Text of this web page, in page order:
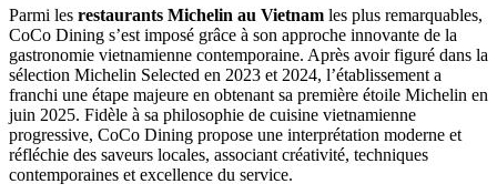
Parmi les restaurants Michelin au Vietnam les plus remarquables,
CoCo Dining s’est imposé grâce à son approche innovante de la
gastronomie vietnamienne contemporaine. Après avoir figuré dans la
sélection Michelin Selected en 2023 et 2024, l’établissement a
franchi une étape majeure en obtenant sa première étoile Michelin en
juin 2025. Fidèle à sa philosophie de cuisine vietnamienne
progressive, CoCo Dining propose une interprétation moderne et
réfléchie des saveurs locales, associant créativité, techniques
contemporaines et excellence du service.